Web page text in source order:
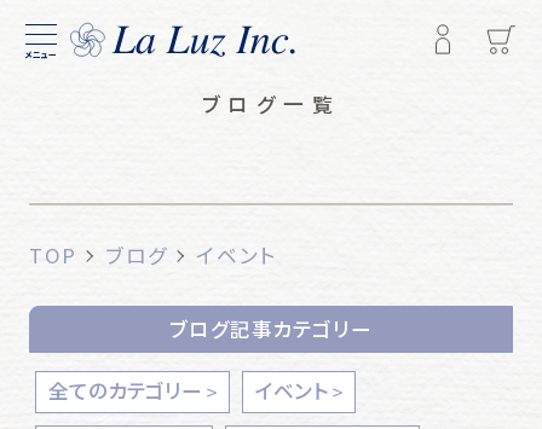
メニュー
ブログ一覧
TOP ブログ イベント
ブログ記事カテゴリー
全てのカテゴリー
イベント